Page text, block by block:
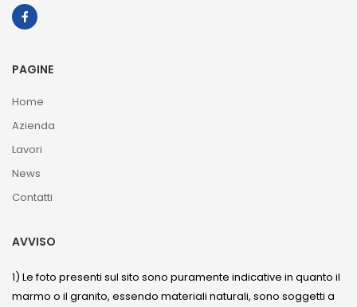
PAGINE
Home
Azienda
Lavori
News
Contatti
AVVISO
1) Le foto presenti sul sito sono puramente indicative in quanto il
marmo o il granito, essendo materiali naturali, sono soggetti a